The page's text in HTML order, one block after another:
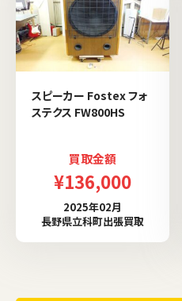
スピーカー Fostex フォ
ステクス FW800HS
買取金額
¥136,000
2025年02月
長野県立科町出張買取